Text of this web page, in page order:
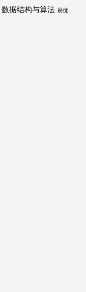
数据结构与算法 易优